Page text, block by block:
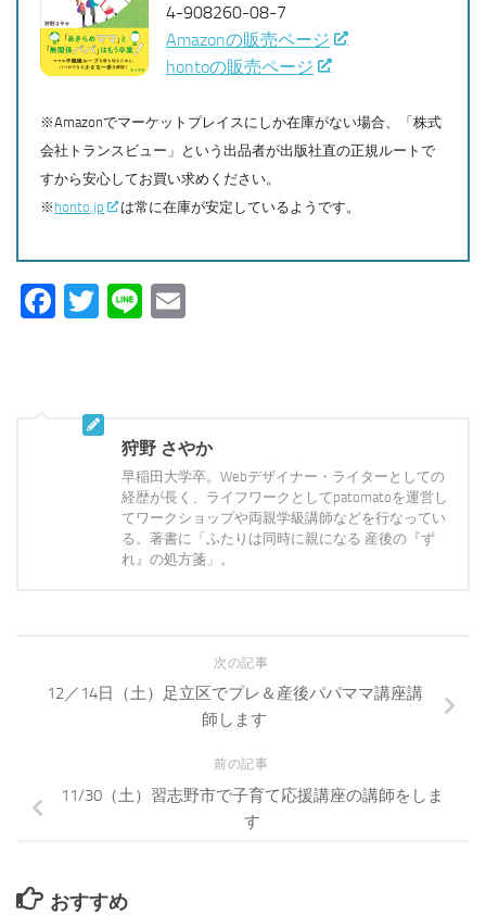
4-908260-08-7
Amazonの販売ページ
hontoの販売ページ
※Amazonでマーケットプレイスにしか在庫がない場合、「株式
会社トランスビュー」という出品者が出版社直の正規ルートで
すから安心してお買い求めください。
※ honto.jp は常に在庫が安定しているようです。
Facebook
Twitter
Line
狩野 さやか
早稲田大学卒。Webデザイナー・ライターとしての
経歴が長く、ライフワークとしてpatomatoを運営し
てワークショップや両親学級講師などを行なってい
る。著書に「ふたりは同時に親になる 産後の『ず
れ』の処方箋」。
次の記事
12／14日（土）足立区でプレ＆産後パパママ講座講
師します
前の記事
11/30（土）習志野市で子育て応援講座の講師をしま
す
おすすめ